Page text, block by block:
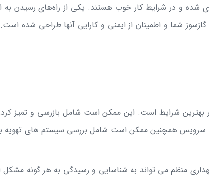
و در شرایط کار خوب هستند. یکی از راه‌های رسیدن به
شما و اطمینان از ایمنی و کارایی آنها طراحی شده است.
بهترین شرایط است. این ممکن است شامل بازرسی و تمیز
سرویس همچنین ممکن است شامل بررسی سیستم های تهویه
منظم می تواند به شناسایی و رسیدگی به هر گونه